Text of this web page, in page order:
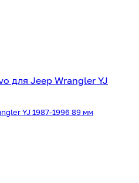
YJ 1987-1996 89 мм